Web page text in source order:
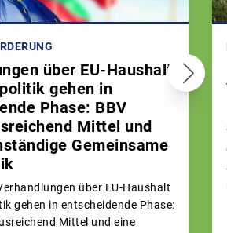
über EU-Haushalt
gehen in
Phase: BBV
Mittel und
Gemeinsame
über EU-Haushalt
gehen in entscheidende Phase:
Mittel und eine